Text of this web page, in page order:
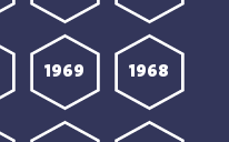
1968
1969